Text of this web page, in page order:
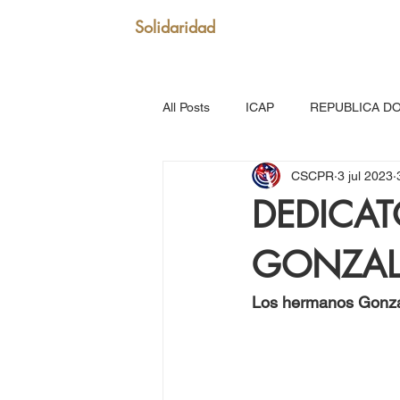
Solidaridad
All Posts ICAP REPUBLICA
SAN VICENTE Y GRANADINAS
MARTINICA VENEZUELA
CSCPR 3 jul 2023
Los hermanos